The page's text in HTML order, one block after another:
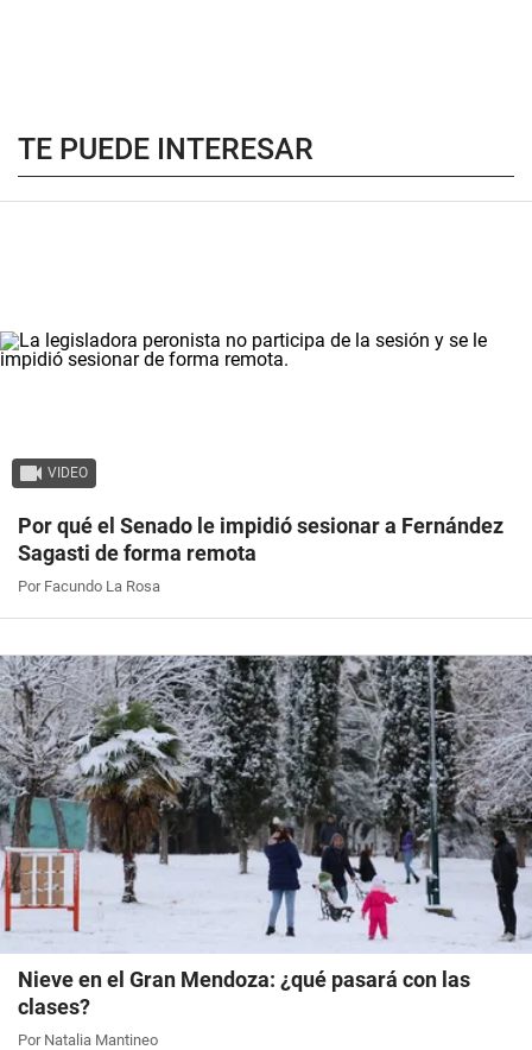
TE PUEDE INTERESAR
VIDEO
Por qué el Senado le impidió sesionar a Fernández
Sagasti de forma remota
Por Facundo La Rosa
Nieve en el Gran Mendoza: ¿qué pasará con las
clases?
Por Natalia Mantineo